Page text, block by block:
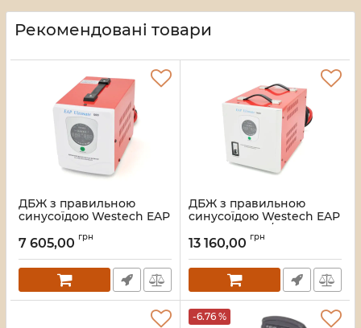
Рекомендовані товари
ДБЖ з правильною
синусоїдою Westech EAP
-800VA/500W 12V,
монтажу, LED дисплей,
DC150-270V, AC230±8%,
2*Shuko, Q4
7 605,00 грн
ДБЖ з правильною
синусоїдою Westech EAP
DUAL-2000VA/1400W 24V,
однофазний, напольного
DC150-270V, AC230±8%,
2*Shuko, Q8
Артикул:45517
13 160,00 грн
-6.76 %